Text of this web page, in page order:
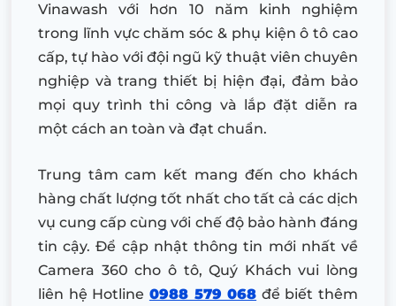
Vinawash với hơn 10 năm kinh nghiệm
trong lĩnh vực chăm sóc & phụ kiện ô tô cao
cấp, tự hào với đội ngũ kỹ thuật viên chuyên
nghiệp và trang thiết bị hiện đại, đảm bảo
mọi quy trình thi công và lắp đặt diễn ra
một cách an toàn và đạt chuẩn.
Trung tâm cam kết mang đến cho khách
hàng chất lượng tốt nhất cho tất cả các dịch
vụ cung cấp cùng với chế độ bảo hành đáng
tin cậy. Để cập nhật thông tin mới nhất về
Camera 360 cho ô tô, Quý Khách vui lòng
liên hệ Hotline 0988 579 068 để biết thêm